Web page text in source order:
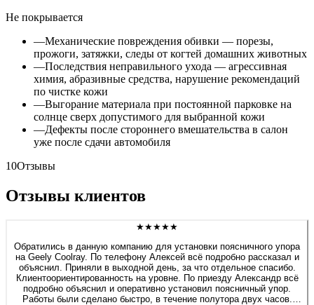
Не покрывается
—Механические повреждения обивки — порезы,
прожоги, затяжки, следы от когтей домашних животных
—Последствия неправильного ухода — агрессивная
химия, абразивные средства, нарушение рекомендаций
по чистке кожи
—Выгорание материала при постоянной парковке на
солнце сверх допустимого для выбранной кожи
—Дефекты после стороннего вмешательства в салон
уже после сдачи автомобиля
10Отзывы
Отзывы клиентов
★★★★★
Обратились в данную компанию для установки поясничного упора
на Geely Coolray. По телефону Алексей всё подробно рассказал и
объяснил. Приняли в выходной день, за что отдельное спасибо.
Клиентоориентированность на уровне. По приезду Александр всё
подробно объяснил и оперативно установил поясничный упор.
Работы были сделано быстро, в течение полутора двух часов.